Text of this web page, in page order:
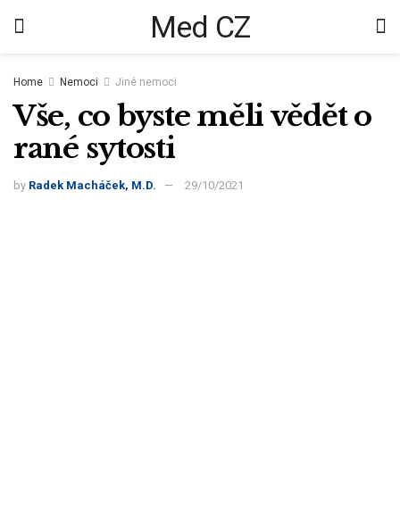
Med CZ
Home Nemoci Jiné nemoci
Vše, co byste měli vědět o
rané sytosti
by Radek Macháček, M.D. 29/10/2021